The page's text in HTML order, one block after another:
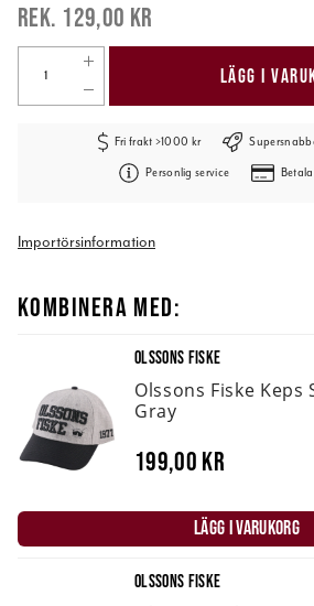
129,00 kr
LÄGG I
Fri frakt >1000 kr
Personlig service
Importörsinformation
KOMBINERA MED:
OLSSONS FISKE
Olssons Fiske Keps
Gray
199,00 kr
LÄGG I VARUKORG
OLSSONS FISKE